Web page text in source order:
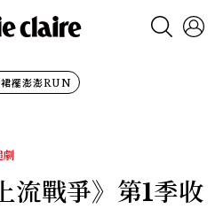
襬澎澎RUN
流戰爭》第1季收